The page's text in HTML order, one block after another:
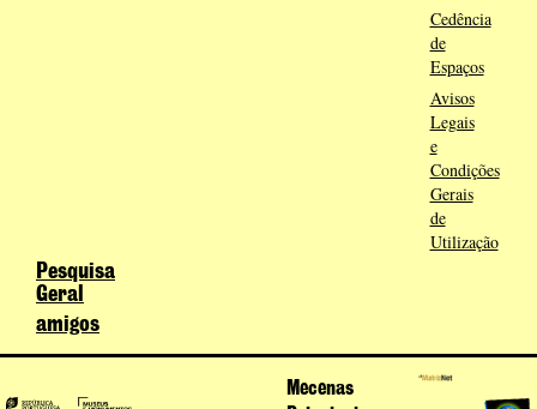
Cedência
de
Espaços
Avisos
Legais
e
Condições
Gerais
de
Utilização
Pesquisa
Geral
amigos
Mecenas